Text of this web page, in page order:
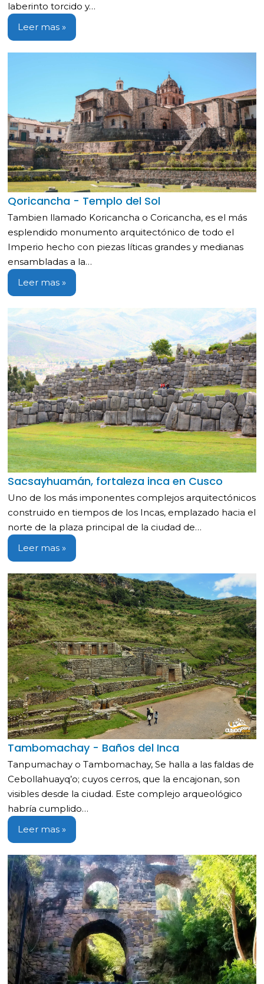
laberinto torcido y…
Leer mas »
Qoricancha - Templo del Sol
Tambien llamado Koricancha o Coricancha, es el más
esplendido monumento arquitectónico de todo el
Imperio hecho con piezas líticas grandes y medianas
ensambladas a la…
Leer mas »
Sacsayhuamán, fortaleza inca en Cusco
Uno de los más imponentes complejos arquitectónicos
construido en tiempos de los Incas, emplazado hacia el
norte de la plaza principal de la ciudad de…
Leer mas »
Tambomachay - Baños del Inca
Tanpumachay o Tambomachay, Se halla a las faldas de
Cebollahuayq’o; cuyos cerros, que la encajonan, son
visibles desde la ciudad. Este complejo arqueológico
habría cumplido…
Leer mas »